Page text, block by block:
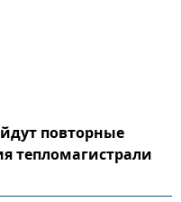
повторные
тепломагистрали